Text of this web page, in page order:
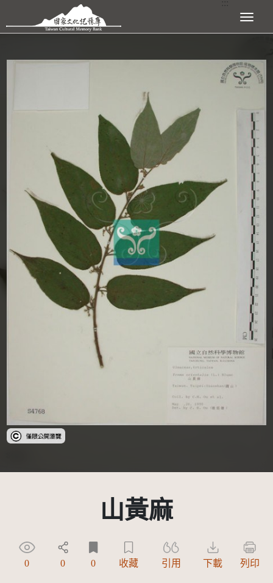
跳到主要內容區塊 展開選單
受著作權法保護-僅限於本平台有限度公開瀏覽
山黃麻
0 0 0 收藏 引用 下載 列印